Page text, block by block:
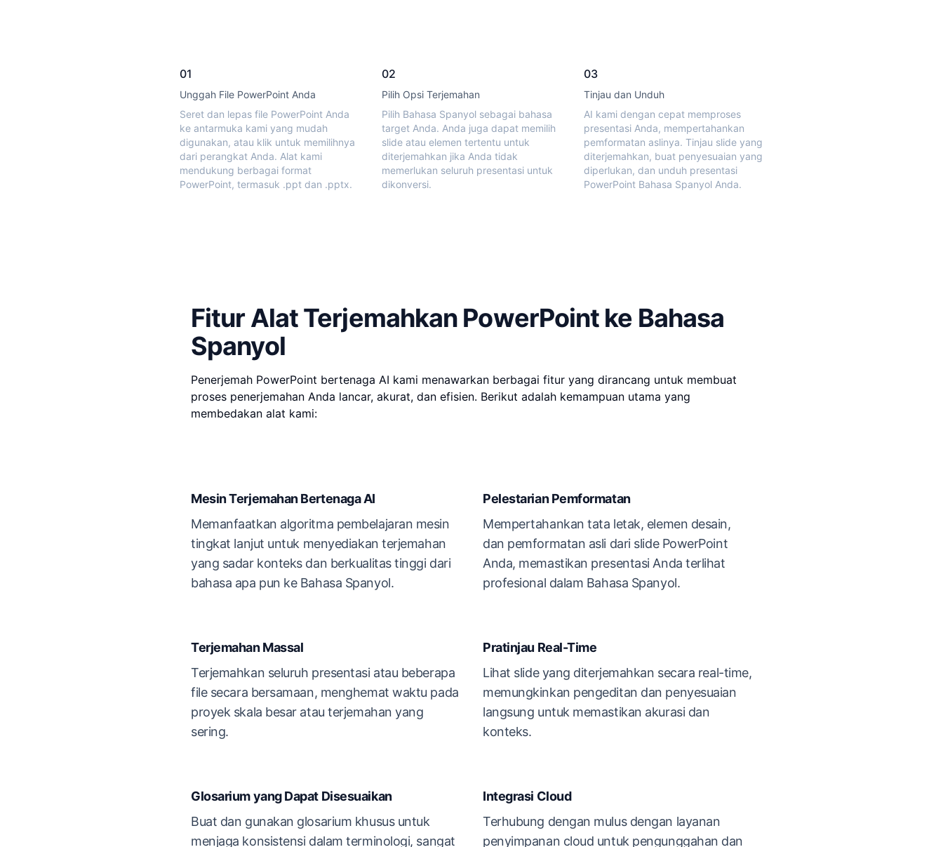
01
Unggah File PowerPoint Anda
Seret dan lepas file PowerPoint Anda
ke antarmuka kami yang mudah
digunakan, atau klik untuk memilihnya
dari perangkat Anda. Alat kami
mendukung berbagai format
PowerPoint, termasuk .ppt dan .pptx.
02
Pilih Opsi Terjemahan
Pilih Bahasa Spanyol sebagai bahasa
target Anda. Anda juga dapat memilih
slide atau elemen tertentu untuk
diterjemahkan jika Anda tidak
memerlukan seluruh presentasi untuk
dikonversi.
03
Tinjau dan Unduh
AI kami dengan cepat memproses
presentasi Anda, mempertahankan
pemformatan aslinya. Tinjau slide yang
diterjemahkan, buat penyesuaian yang
diperlukan, dan unduh presentasi
PowerPoint Bahasa Spanyol Anda.
Fitur Alat Terjemahkan PowerPoint ke Bahasa
Spanyol
Penerjemah PowerPoint bertenaga AI kami menawarkan berbagai fitur yang dirancang untuk membuat
proses penerjemahan Anda lancar, akurat, dan efisien. Berikut adalah kemampuan utama yang
membedakan alat kami:
Mesin Terjemahan Bertenaga AI
Memanfaatkan algoritma pembelajaran mesin
tingkat lanjut untuk menyediakan terjemahan
yang sadar konteks dan berkualitas tinggi dari
bahasa apa pun ke Bahasa Spanyol.
Pelestarian Pemformatan
Mempertahankan tata letak, elemen desain,
dan pemformatan asli dari slide PowerPoint
Anda, memastikan presentasi Anda terlihat
profesional dalam Bahasa Spanyol.
Terjemahan Massal
Terjemahkan seluruh presentasi atau beberapa
file secara bersamaan, menghemat waktu pada
proyek skala besar atau terjemahan yang
sering.
Pratinjau Real-Time
Lihat slide yang diterjemahkan secara real-time,
memungkinkan pengeditan dan penyesuaian
langsung untuk memastikan akurasi dan
konteks.
Glosarium yang Dapat Disesuaikan
Buat dan gunakan glosarium khusus untuk
menjaga konsistensi dalam terminologi, sangat
Integrasi Cloud
Terhubung dengan mulus dengan layanan
penyimpanan cloud untuk pengunggahan dan